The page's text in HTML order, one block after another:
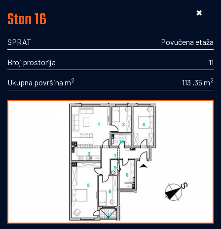
PONUDA STANOVA
LOKACIJA - NOVA VAROŠ
Povučena etaža
✖
Stan 16
SPRAT Povučena etaža
Broj prostorija 11
Ukupna površina m2 113 ,35 m2